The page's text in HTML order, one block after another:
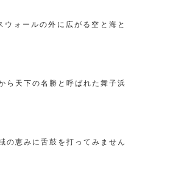
ォールの外に広がる空と海と
ら天下の名勝と呼ばれた舞子浜
の恵みに舌鼓を打ってみません